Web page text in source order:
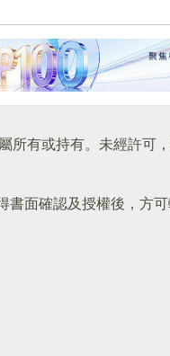
有或持有。未經許可，
書面確認及授權後，方可